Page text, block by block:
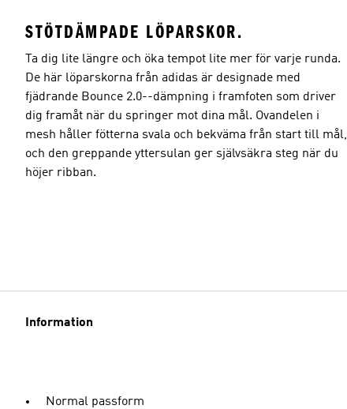
STÖTDÄMPADE LÖPARSKOR.
Ta dig lite längre och öka tempot lite mer för varje runda.
De här löparskorna från adidas är designade med
fjädrande Bounce 2.0--dämpning i framfoten som driver
dig framåt när du springer mot dina mål. Ovandelen i
mesh håller fötterna svala och bekväma från start till mål,
och den greppande yttersulan ger självsäkra steg när du
höjer ribban.
Information
Normal passform